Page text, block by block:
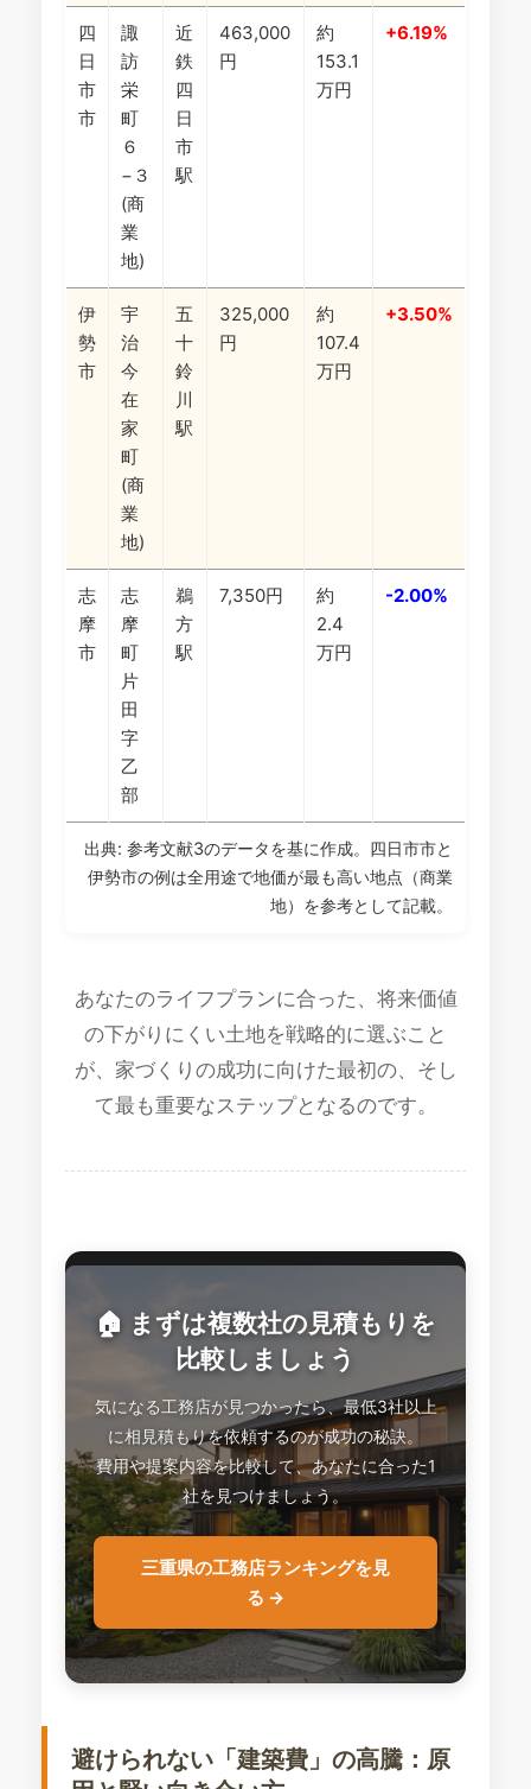
四
日
市
市
諏
訪
栄
町
６
−３
(商
業
地)
近
鉄
四
日
市
駅
463,000
円
約
153.1
万円
+6.19%
伊
勢
市
宇
治
今
在
家
町
(商
業
地)
五
十
鈴
川
駅
325,000
円
約
107.4
万円
+3.50%
志
摩
市
志
摩
町
片
田
字
乙
部
鵜
方
駅
7,350円
約
2.4
万円
-2.00%
出典: 参考文献3のデータを基に作成。四日市市と
伊勢市の例は全用途で地価が最も高い地点（商業
地）を参考として記載。
あなたのライフプランに合った、将来価値
の下がりにくい土地を戦略的に選ぶこと
が、家づくりの成功に向けた最初の、そし
て最も重要なステップとなるのです。
🏠 まずは複数社の見積もりを
比較しましょう
気になる工務店が見つかったら、最低3社以上
に相見積もりを依頼するのが成功の秘訣。
費用や提案内容を比較して、あなたに合った1
社を見つけましょう。
三重県の工務店ランキングを見
る →
避けられない「建築費」の高騰：原